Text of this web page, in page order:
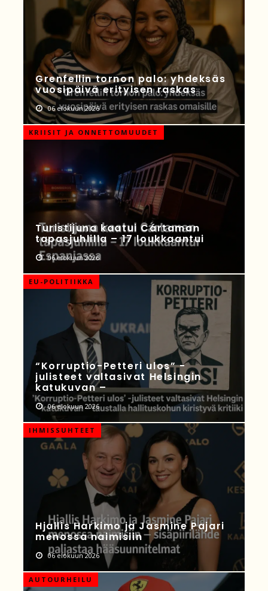
Grenfellin tornon palo: yhdeksäs
vuosipäivä erityisen raskas
06 elokuun 2026
KRIISIT JA ONNETTOMUUDET
Turistijuna kaatui Cártaman
tapasjuhlilla – 17 loukkaantui
06 elokuun 2026
EU-POLITIIKKA
“Korruptio-Petteri ulos” -
julisteet valtasivat Helsingin
katukuvan –
06 elokuun 2026
IHMISSUHTEET
Hjallis Harkimo ja Jasmine Pajari
menossa naimisiin
06 elokuun 2026
AUTOURHEILU